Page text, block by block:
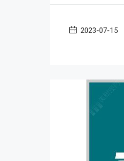
2023-07-15